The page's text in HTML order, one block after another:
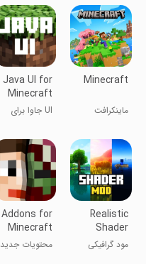
Minecraft
ماینکرافت
Java UI for
Minecraft
UI جاوا برای
Realistic
Shader
Mod
Minecraft
مود گرافیکی
Addons for
Minecraft
محتویات جدید